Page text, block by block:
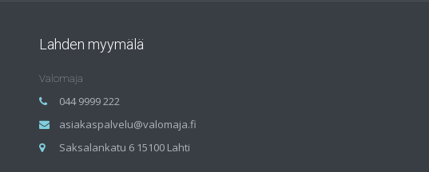
Lahden myymälä
Valomaja
044 9999 222
asiakaspalvelu@valomaja.fi
Saksalankatu 6 15100 Lahti